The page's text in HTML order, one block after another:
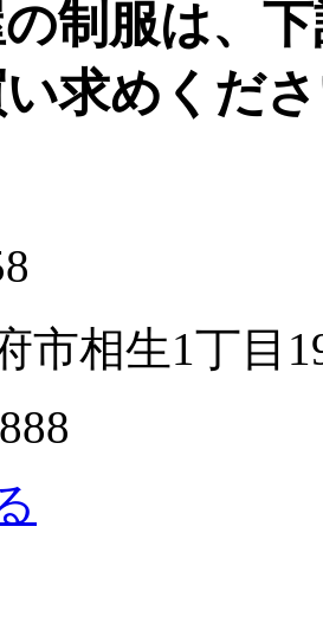
制服は、
求めくだ
市相生1丁目